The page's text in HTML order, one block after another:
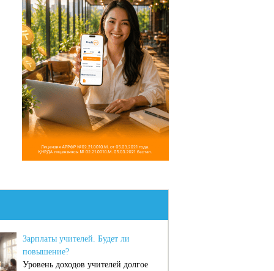
Зарплаты учителей. Будет ли
повышение?
Уровень доходов учителей долгое